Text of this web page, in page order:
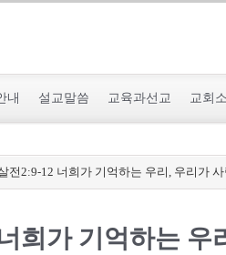
내 설교말씀 교육과선교 교회
전2:9-12 너희가 기억하는 우리, 우리가
희가 기억하는 우